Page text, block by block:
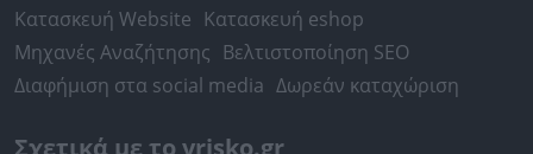
Κατασκευή Website Κατασκευή eshop
Μηχανές Αναζήτησης Βελτιστοποίηση SEO
Διαφήμιση στα social media Δωρεάν καταχώριση
Σχετικά με το vrisko.gr